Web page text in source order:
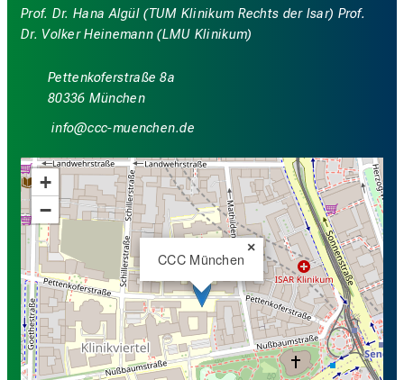
Prof. Dr. Hana Algül (TUM Klinikum Rechts der Isar) Prof.
Dr. Volker Heinemann (LMU Klinikum)
Pettenkoferstraße 8a
80336 München
luwü
yyy_vf:iuyziaue:mi
CCC München
×
+
−